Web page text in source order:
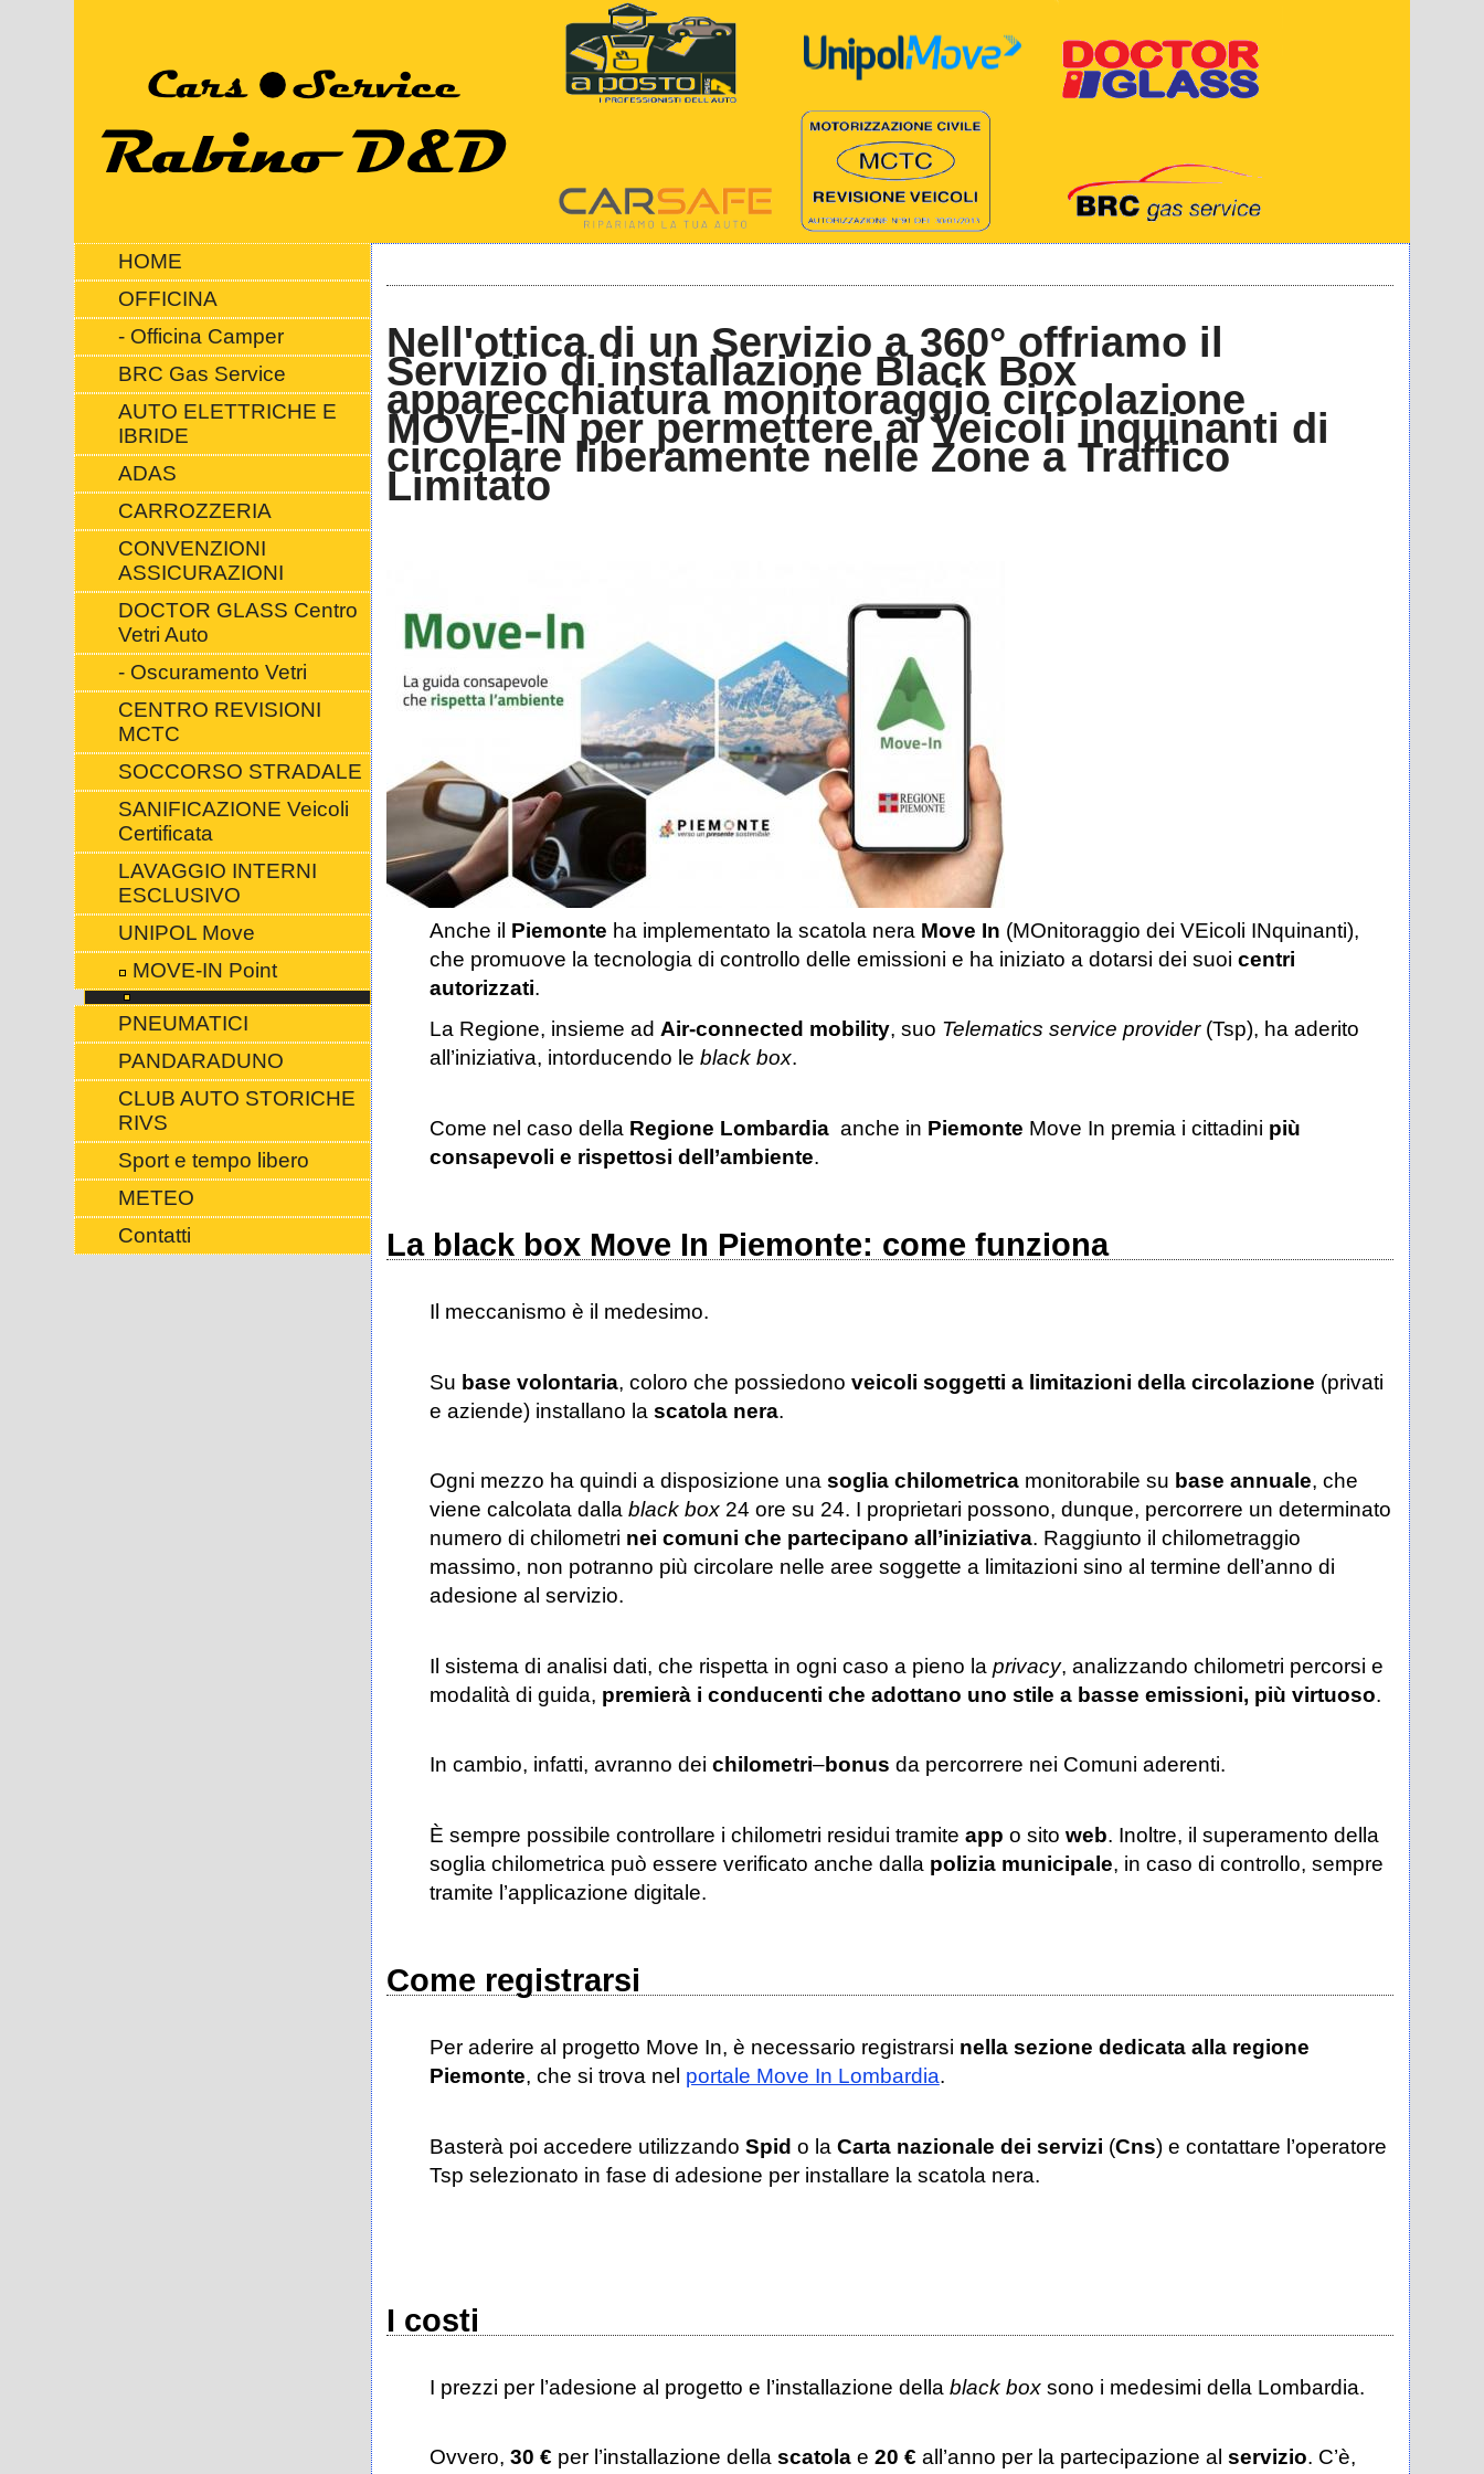
HOME
OFFICINA
- Officina Camper
BRC Gas Service
AUTO ELETTRICHE E
IBRIDE
ADAS
CARROZZERIA
CONVENZIONI
ASSICURAZIONI
DOCTOR GLASS Centro
Vetri Auto
- Oscuramento Vetri
CENTRO REVISIONI
MCTC
SOCCORSO STRADALE
SANIFICAZIONE Veicoli
Certificata
LAVAGGIO INTERNI
ESCLUSIVO
UNIPOL Move
MOVE-IN Point
PNEUMATICI
PANDARADUNO
CLUB AUTO STORICHE
RIVS
Sport e tempo libero
METEO
Contatti
Nell'ottica di un Servizio a 360° offriamo il
Servizio di installazione Black Box
apparecchiatura monitoraggio circolazione
MOVE-IN per permettere ai Veicoli inquinanti di
circolare liberamente nelle Zone a Traffico
Limitato
Anche il Piemonte ha implementato la scatola nera Move In (MOnitoraggio dei VEicoli INquinanti),
che promuove la tecnologia di controllo delle emissioni e ha iniziato a dotarsi dei suoi centri
autorizzati.
La Regione, insieme ad Air-connected mobility, suo Telematics service provider(Tsp), ha aderito
all’iniziativa, intorducendo le black box.
Come nel caso della Regione Lombardia anche in Piemonte Move In premia i cittadini più
consapevoli e rispettosi dell’ambiente.
La black box Move In Piemonte: come funziona
Il meccanismo è il medesimo.
Su base volontaria, coloro che possiedono veicoli soggetti a limitazioni della circolazione (privati
e aziende) installano la scatola nera.
Ogni mezzo ha quindi a disposizione una soglia chilometricamonitorabile su base annuale, che
viene calcolata dalla black box24 ore su 24. I proprietari possono, dunque, percorrere un determinato
numero di chilometri nei comuni che partecipano all’iniziativa. Raggiunto il chilometraggio
massimo, non potranno più circolare nelle aree soggette a limitazioni sino al termine dell’anno di
adesione al servizio.
Il sistema di analisi dati, che rispetta in ogni caso a pieno la privacy, analizzando chilometri percorsi e
modalità di guida, premierà i conducenti che adottano uno stile a basse emissioni, più virtuoso.
In cambio, infatti, avranno dei chilometri–bonus da percorrere nei Comuni aderenti.
È sempre possibile controllare i chilometri residui tramite app o sito web. Inoltre, il superamento della
soglia chilometrica può essere verificato anche dalla polizia municipale, in caso di controllo, sempre
tramite l’applicazione digitale.
Come registrarsi
Per aderire al progetto Move In, è necessario registrarsi nella sezione dedicata alla regione
Piemonte, che si trova nel portale Move In Lombardia.
Basterà poi accedere utilizzando Spid o la Carta nazionale dei servizi (Cns) e contattare l’operatore
Tsp selezionato in fase di adesione per installare la scatola nera.
I costi
I prezzi per l’adesione al progetto e l’installazione della black box sono i medesimi della Lombardia.
Ovvero, 30 € per l’installazione della scatolae 20 € all’anno per la partecipazione al servizio. C’è,